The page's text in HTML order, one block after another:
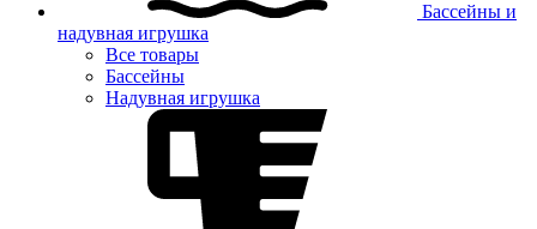
Бассейны и
надувная игрушка
Все товары
Бассейны
Надувная игрушка